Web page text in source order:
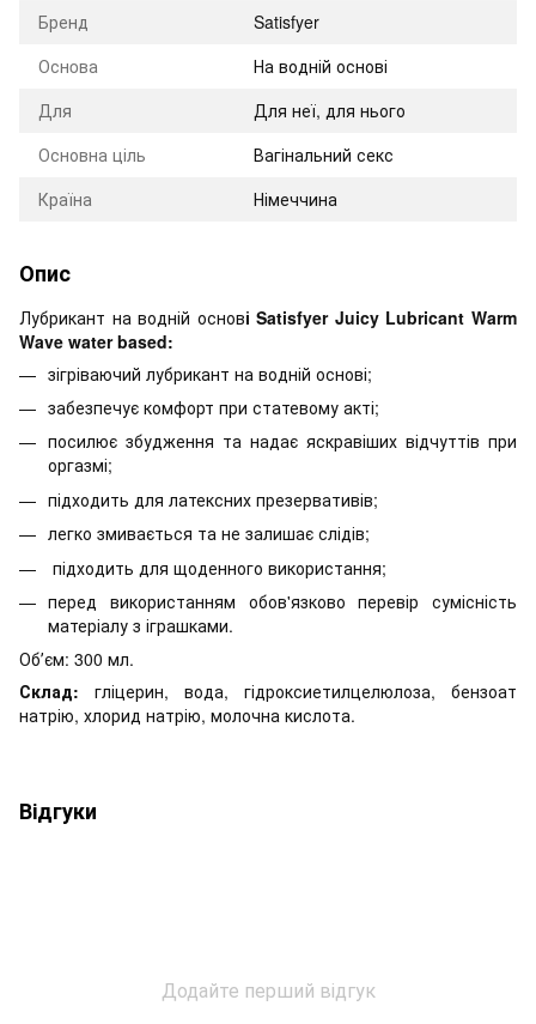
Бренд
Satisfyer
Оснoва
На водній основі
Для
Для неї, для нього
Основна ціль
Вагінальний секс
Країна
Німеччина
Опис
Лубрикант на водній основі Satisfyer Juicy Lubricant Warm
Wave water based:
зігріваючий лубрикант на водній основі;
забезпечує комфорт при статевому акті;
посилює збудження та надає яскравіших відчуттів при
оргазмі;
підходить для латексних презервативів;
легко змивається та не залишає слідів;
підходить для щоденного використання;
перед використанням обов'язково перевір сумісність
матеріалу з іграшками.
Обʼєм: 300 мл.
Склад: гліцерин, вода, гідроксиетилцелюлоза, бензоат
натрію, хлорид натрію, молочна кислота.
Відгуки
Додайте перший відгук